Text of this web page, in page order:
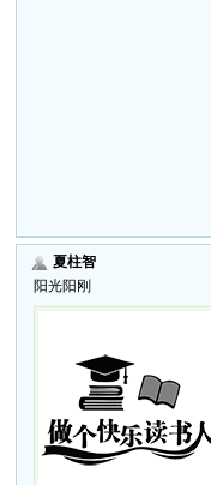
夏柱智
阳光阳刚